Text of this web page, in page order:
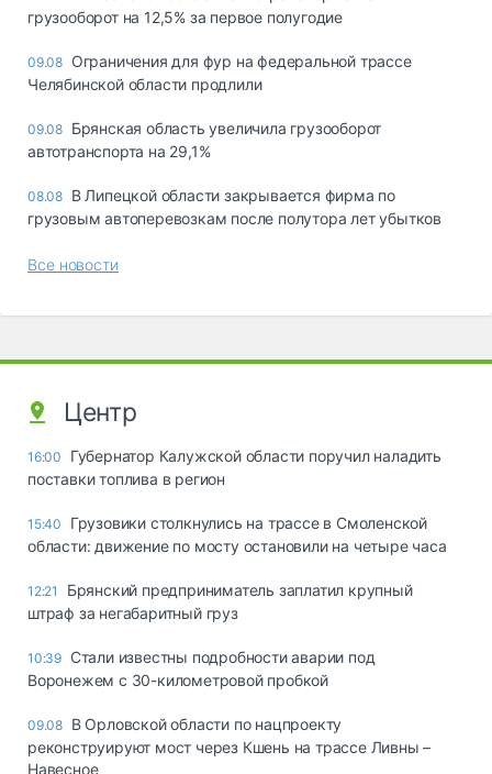
грузооборот на 12,5% за первое полугодие
09.08 Ограничения для фур на федеральной трассе
Челябинской области продлили
09.08 Брянская область увеличила грузооборот
автотранспорта на 29,1%
08.08 В Липецкой области закрывается фирма по
грузовым автоперевозкам после полутора лет убытков
Все новости
Центр
16:00
Губернатор Калужской области поручил наладить
поставки топлива в регион
15:40
Грузовики столкнулись на трассе в Смоленской
области: движение по мосту остановили на четыре часа
12:21
Брянский предприниматель заплатил крупный
штраф за негабаритный груз
10:39 Стали известны подробности аварии под
Воронежем с 30-километровой пробкой
09.08 В Орловской области по нацпроекту
реконструируют мост через Кшень на трассе Ливны –
Навесное